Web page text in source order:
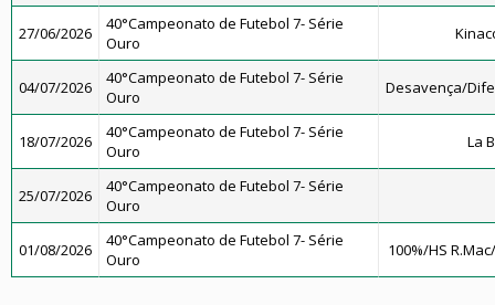
27/06/2026
40°Campeonato de Futebol 7- Série
Ouro
04/07/2026
40°Campeonato de Futebol 7- Série
Ouro
Desavença/
18/07/2026
40°Campeonato de Futebol 7- Série
Ouro
La
25/07/2026
40°Campeonato de Futebol 7- Série
Ouro
01/08/2026
40°Campeonato de Futebol 7- Série
Ouro
100%/HS